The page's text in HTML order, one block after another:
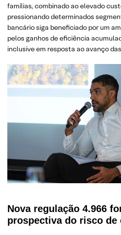
famílias, combinado ao elevado
pressionando determinados
bancário siga beneficiado por um
pelos ganhos de eficiência
inclusive em resposta ao avanço
Nova regulação 4.966
prospectiva do risco de